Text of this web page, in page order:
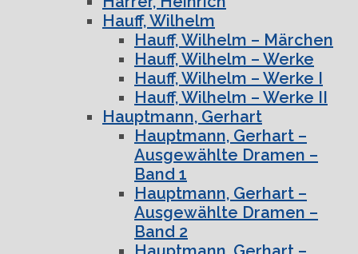
Hauff, Wilhelm
Hauff, Wilhelm – Märchen
Hauff, Wilhelm – Werke
Hauff, Wilhelm – Werke I
Hauff, Wilhelm – Werke II
Hauptmann, Gerhart
Hauptmann, Gerhart –
Ausgewählte Dramen –
Band 1
Hauptmann, Gerhart –
Ausgewählte Dramen –
Band 2